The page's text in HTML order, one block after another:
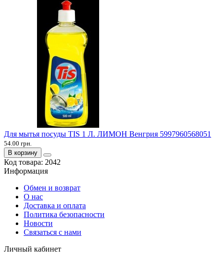
Для мытья посуды TIS 1 Л. ЛИМОН Венгрия 5997960568051
54.00 грн.
В корзину
Код товара: 2042
Информация
Обмен и возврат
О нас
Доставка и оплата
Политика безопасности
Новости
Связаться с нами
Личный кабинет